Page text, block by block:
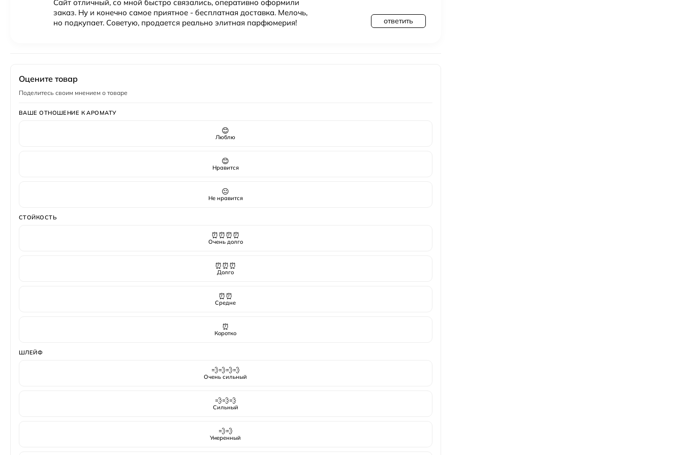
Сайт отличный, со мной быстро связались, оперативно оформили
заказ. Ну и конечно самое приятное - бесплатная доставка. Мелочь,
но подкупает. Советую, продается реально элитная парфюмерия!
ответить
Оцените товар
Поделитесь своим мнением о товаре
ВАШЕ ОТНОШЕНИЕ К АРОМАТУ
😊
Люблю
😊
Нравится
😐
Не нравится
СТОЙКОСТЬ
⏰⏰⏰⏰
Очень долго
⏰⏰⏰
Долго
⏰⏰
Средне
⏰
Коротко
ШЛЕЙФ
💨💨💨💨
Очень сильный
💨💨💨
Сильный
💨💨
Умеренный